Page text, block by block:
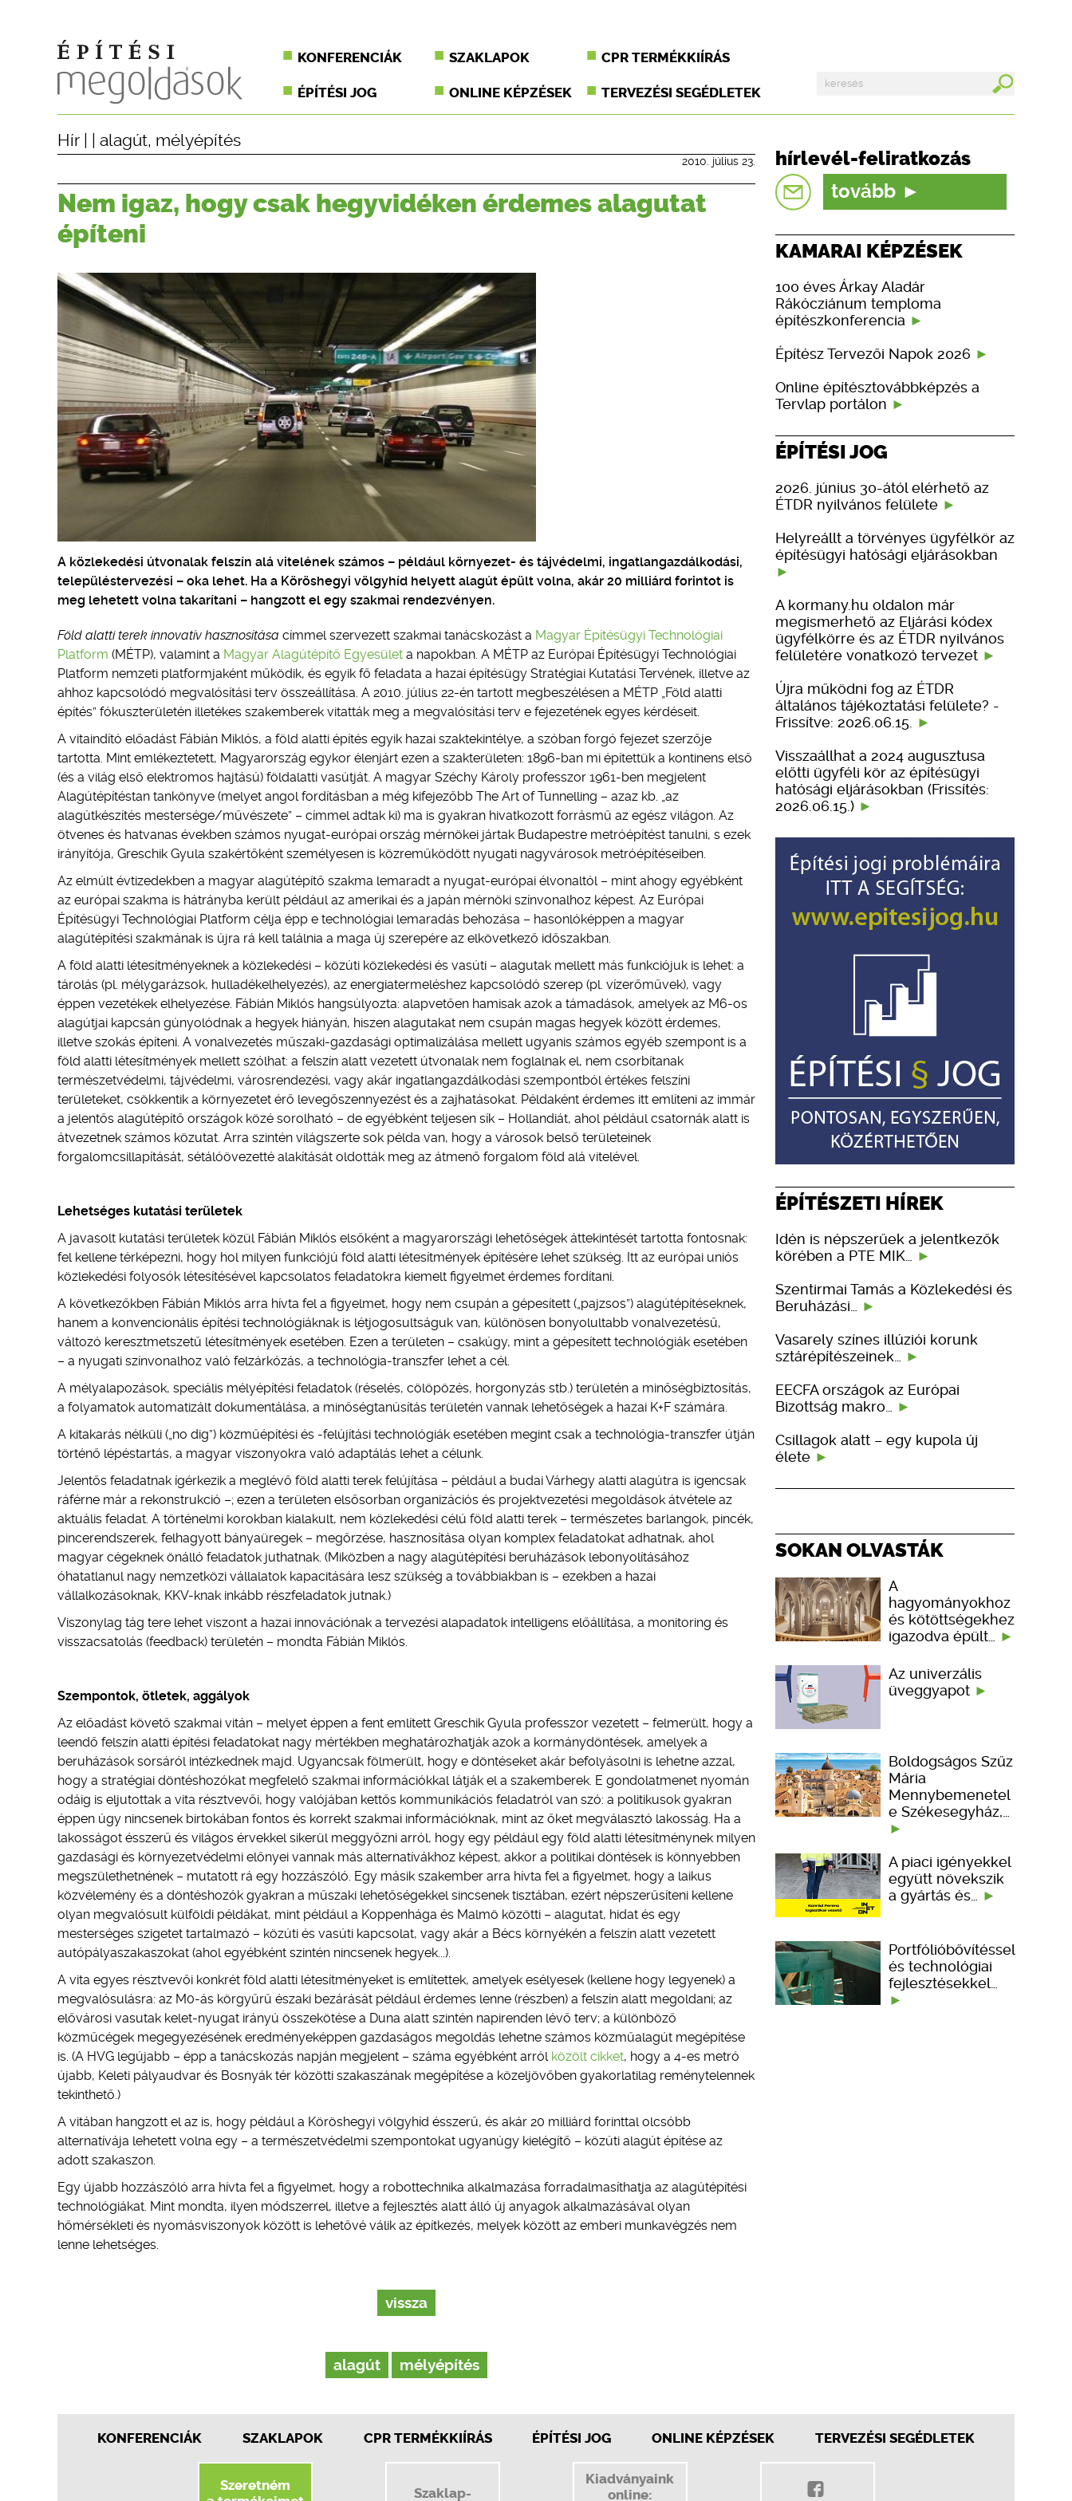
KONFERENCIÁK SZAKLAPOK CPR TERMÉKKIÍRÁS
ÉPÍTÉSI JOG ONLINE KÉPZÉSEK TERVEZÉSI SEGÉDLETEK
Hír alagút, mélyépítés
2010. július 23.
Nem igaz, hogy csak hegyvidéken érdemes alagutat
építeni
A közlekedési útvonalak felszín alá vitelének számos – például környezet- és tájvédelmi, ingatlangazdálkodási,
településtervezési – oka lehet. Ha a Köröshegyi völgyhíd helyett alagút épült volna, akár 20 milliárd forintot is
meg lehetett volna takarítani – hangzott el egy szakmai rendezvényen.
Föld alatti terek innovatív hasznosítása címmel szervezett szakmai tanácskozást a Magyar Építésügyi Technológiai
Platform (MÉTP), valamint a Magyar Alagútépítő Egyesület a napokban. A MÉTP az Európai Építésügyi Technológiai
Platform nemzeti platformjaként működik, és egyik fő feladata a hazai építésügy Stratégiai Kutatási Tervének, illetve az
ahhoz kapcsolódó megvalósítási terv összeállítása. A 2010. július 22-én tartott megbeszélésen a MÉTP „Föld alatti
építés” fókuszterületén illetékes szakemberek vitatták meg a megvalósítási terv e fejezetének egyes kérdéseit.
A vitaindító előadást Fábián Miklós, a föld alatti építés egyik hazai szaktekintélye, a szóban forgó fejezet szerzője
tartotta. Mint emlékeztetett, Magyarország egykor élenjárt ezen a szakterületen: 1896-ban mi építettük a kontinens első
(és a világ első elektromos hajtású) földalatti vasútját. A magyar Széchy Károly professzor 1961-ben megjelent
Alagútépítéstan tankönyve (melyet angol fordításban a még kifejezőbb The Art of Tunnelling – azaz kb. „az
alagútkészítés mestersége/művészete” – címmel adtak ki) ma is gyakran hivatkozott forrásmű az egész világon. Az
ötvenes és hatvanas években számos nyugat-európai ország mérnökei jártak Budapestre metróépítést tanulni, s ezek
irányítója, Greschik Gyula szakértőként személyesen is közreműködött nyugati nagyvárosok metróépítéseiben.
Az elmúlt évtizedekben a magyar alagútépítő szakma lemaradt a nyugat-európai élvonaltól – mint ahogy egyébként
az európai szakma is hátrányba került például az amerikai és a japán mérnöki színvonalhoz képest. Az Európai
Építésügyi Technológiai Platform célja épp e technológiai lemaradás behozása – hasonlóképpen a magyar
alagútépítési szakmának is újra rá kell találnia a maga új szerepére az elkövetkező időszakban.
A föld alatti létesítményeknek a közlekedési – közúti közlekedési és vasúti – alagutak mellett más funkciójuk is lehet: a
tárolás (pl. mélygarázsok, hulladékelhelyezés), az energiatermeléshez kapcsolódó szerep (pl. vízerőművek), vagy
éppen vezetékek elhelyezése. Fábián Miklós hangsúlyozta: alapvetően hamisak azok a támadások, amelyek az M6-os
alagútjai kapcsán gúnyolódnak a hegyek hiányán, hiszen alagutakat nem csupán magas hegyek között érdemes,
illetve szokás építeni. A vonalvezetés műszaki-gazdasági optimalizálása mellett ugyanis számos egyéb szempont is a
föld alatti létesítmények mellett szólhat: a felszín alatt vezetett útvonalak nem foglalnak el, nem csorbítanak
természetvédelmi, tájvédelmi, városrendezési, vagy akár ingatlangazdálkodási szempontból értékes felszíni
területeket, csökkentik a környezetet érő levegőszennyezést és a zajhatásokat. Példaként érdemes itt említeni az immár
a jelentős alagútépítő országok közé sorolható – de egyébként teljesen sík – Hollandiát, ahol például csatornák alatt is
átvezetnek számos közutat. Arra szintén világszerte sok példa van, hogy a városok belső területeinek
forgalomcsillapítását, sétálóövezetté alakítását oldották meg az átmenő forgalom föld alá vitelével.
Lehetséges kutatási területek
A javasolt kutatási területek közül Fábián Miklós elsőként a magyarországi lehetőségek áttekintését tartotta fontosnak:
fel kellene térképezni, hogy hol milyen funkciójú föld alatti létesítmények építésére lehet szükség. Itt az európai uniós
közlekedési folyosók létesítésével kapcsolatos feladatokra kiemelt figyelmet érdemes fordítani.
A következőkben Fábián Miklós arra hívta fel a figyelmet, hogy nem csupán a gépesített („pajzsos”) alagútépítéseknek,
hanem a konvencionális építési technológiáknak is létjogosultságuk van, különösen bonyolultabb vonalvezetésű,
változó keresztmetszetű létesítmények esetében. Ezen a területen – csakúgy, mint a gépesített technológiák esetében
– a nyugati színvonalhoz való felzárkózás, a technológia-transzfer lehet a cél.
A mélyalapozások, speciális mélyépítési feladatok (réselés, cölöpözés, horgonyzás stb.) területén a minőségbiztosítás,
a folyamatok automatizált dokumentálása, a minőségtanúsítás területén vannak lehetőségek a hazai K+F számára.
A kitakarás nélküli („no dig”) közműépítési és -felújítási technológiák esetében megint csak a technológia-transzfer útján
történő lépéstartás, a magyar viszonyokra való adaptálás lehet a célunk.
Jelentős feladatnak ígérkezik a meglévő föld alatti terek felújítása – például a budai Várhegy alatti alagútra is igencsak
ráférne már a rekonstrukció –; ezen a területen elsősorban organizációs és projektvezetési megoldások átvétele az
aktuális feladat. A történelmi korokban kialakult, nem közlekedési célú föld alatti terek – természetes barlangok, pincék,
pincerendszerek, felhagyott bányaüregek – megőrzése, hasznosítása olyan komplex feladatokat adhatnak, ahol
magyar cégeknek önálló feladatok juthatnak. (Miközben a nagy alagútépítési beruházások lebonyolításához
óhatatlanul nagy nemzetközi vállalatok kapacitására lesz szükség a továbbiakban is – ezekben a hazai
vállalkozásoknak, KKV-knak inkább részfeladatok jutnak.)
Viszonylag tág tere lehet viszont a hazai innovációnak a tervezési alapadatok intelligens előállítása, a monitoring és
visszacsatolás (feedback) területén – mondta Fábián Miklós.
Szempontok, ötletek, aggályok
Az előadást követő szakmai vitán – melyet éppen a fent említett Greschik Gyula professzor vezetett – felmerült, hogy a
leendő felszín alatti építési feladatokat nagy mértékben meghatározhatják azok a kormánydöntések, amelyek a
beruházások sorsáról intézkednek majd. Ugyancsak fölmerült, hogy e döntéseket akár befolyásolni is lehetne azzal,
hogy a stratégiai döntéshozókat megfelelő szakmai információkkal látják el a szakemberek. E gondolatmenet nyomán
odáig is eljutottak a vita résztvevői, hogy valójában kettős kommunikációs feladatról van szó: a politikusok gyakran
éppen úgy nincsenek birtokában fontos és korrekt szakmai információknak, mint az őket megválasztó lakosság. Ha a
lakosságot ésszerű és világos érvekkel sikerül meggyőzni arról, hogy egy például egy föld alatti létesítménynek milyen
gazdasági és környezetvédelmi előnyei vannak más alternatívákhoz képest, akkor a politikai döntések is könnyebben
megszülethetnének – mutatott rá egy hozzászóló. Egy másik szakember arra hívta fel a figyelmet, hogy a laikus
közvélemény és a döntéshozók gyakran a műszaki lehetőségekkel sincsenek tisztában, ezért népszerűsíteni kellene
olyan megvalósult külföldi példákat, mint például a Koppenhága és Malmö közötti – alagutat, hidat és egy
mesterséges szigetet tartalmazó – közúti és vasúti kapcsolat, vagy akár a Bécs környékén a felszín alatt vezetett
autópályaszakaszokat (ahol egyébként szintén nincsenek hegyek...).
A vita egyes résztvevői konkrét föld alatti létesítményeket is említettek, amelyek esélyesek (kellene hogy legyenek) a
megvalósulásra: az M0-ás körgyűrű északi bezárását például érdemes lenne (részben) a felszín alatt megoldani; az
elővárosi vasutak kelet-nyugat irányú összekötése a Duna alatt szintén napirenden lévő terv; a különböző
közműcégek megegyezésének eredményeképpen gazdaságos megoldás lehetne számos közműalagút megépítése
is. (A HVG legújabb – épp a tanácskozás napján megjelent – száma egyébként arról közölt cikket, hogy a 4-es metró
újabb, Keleti pályaudvar és Bosnyák tér közötti szakaszának megépítése a közeljövőben gyakorlatilag reménytelennek
tekinthető.)
A vitában hangzott el az is, hogy például a Köröshegyi völgyhíd ésszerű, és akár 20 milliárd forinttal olcsóbb
alternatívája lehetett volna egy – a természetvédelmi szempontokat ugyanúgy kielégítő – közúti alagút építése az
adott szakaszon.
Egy újabb hozzászóló arra hívta fel a figyelmet, hogy a robottechnika alkalmazása forradalmasíthatja az alagútépítési
technológiákat. Mint mondta, ilyen módszerrel, illetve a fejlesztés alatt álló új anyagok alkalmazásával olyan
hőmérsékleti és nyomásviszonyok között is lehetővé válik az építkezés, melyek között az emberi munkavégzés nem
lenne lehetséges.
vissza
alagút mélyépítés
hírlevél-feliratkozás
tovább
KAMARAI KÉPZÉSEK
100 éves Árkay Aladár
Rákócziánum temploma
építészkonferencia
Építész Tervezői Napok 2026
Online építésztovábbképzés a
Tervlap portálon
ÉPÍTÉSI JOG
2026. június 30-ától elérhető az
ÉTDR nyilvános felülete
Helyreállt a törvényes ügyfélkör az
építésügyi hatósági eljárásokban
A kormany.hu oldalon már
megismerhető az Eljárási kódex
ügyfélkörre és az ÉTDR nyilvános
felületére vonatkozó tervezet
Újra működni fog az ÉTDR
általános tájékoztatási felülete? -
Frissítve: 2026.06.15.
Visszaállhat a 2024 augusztusa
előtti ügyféli kör az építésügyi
hatósági eljárásokban (Frissítés:
2026.06.15.)
ÉPÍTÉSZETI HÍREK
Idén is népszerűek a jelentkezők
körében a PTE MIK…
Szentirmai Tamás a Közlekedési és
Beruházási…
Vasarely színes illúziói korunk
sztárépítészeinek…
EECFA országok az Európai
Bizottság makro…
Csillagok alatt – egy kupola új
élete
SOKAN OLVASTÁK
A
hagyományokhoz
és kötöttségekhez
igazodva épült…
Az univerzális
üveggyapot
Boldogságos Szűz
Mária
Mennybemenetel
e Székesegyház,…
A piaci igényekkel
együtt növekszik
a gyártás és…
Portfólióbővítéssel
és technológiai
fejlesztésekkel…
KONFERENCIÁK SZAKLAPOK CPR TERMÉKKIÍRÁS ÉPÍTÉSI JOG ONLINE KÉPZÉSEK TERVEZÉSI SEGÉDLETEK
Szeretném
Szaklap-
Kiadványaink
online: